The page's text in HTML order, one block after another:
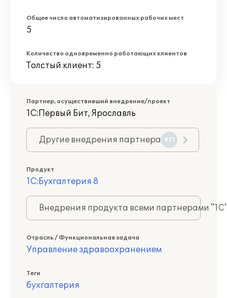
Общее число автоматизированных рабочих мест
5
Количество одновременно работающих клиентов
Толстый клиент: 5
Партнер, осуществивший внедрение/проект
1С:Первый Бит, Ярославль
Другие внедрения партнера 821
Продукт
1С:Бухгалтерия 8
Внедрения продукта всеми партнерами
Отрасль / Функциональная задача
Управление здравоохранением
Теги
бухгалтерия